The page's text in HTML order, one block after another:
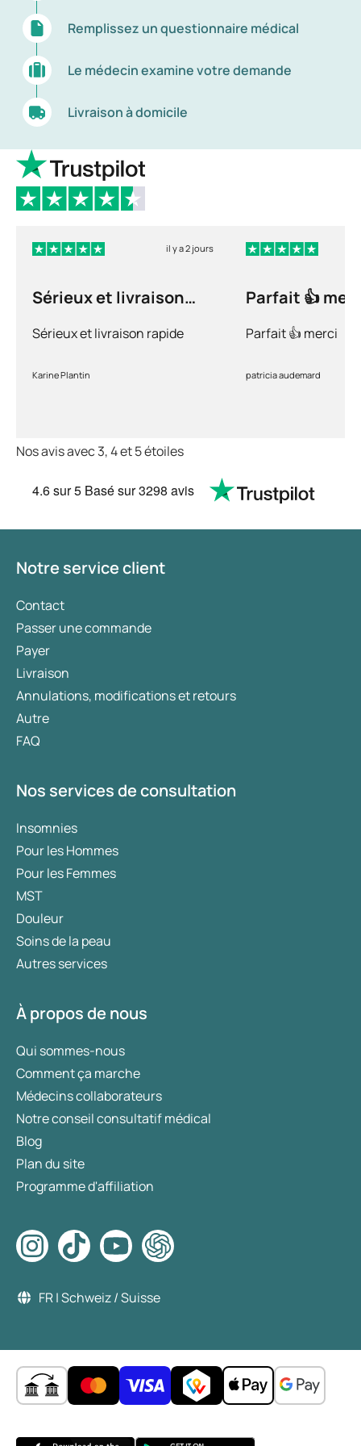
Remplissez un questionnaire médical
Le médecin examine votre demande
Livraison à domicile
il y a 2 jours
Sérieux et livraison
Sérieux et livraison rapide
Karine Plantin
Parfait 👍
Parfait 👍 merci
patricia audemard
Nos avis avec 3, 4 et 5 étoiles
4.6sur 5 Basé sur3298 avis
Notre service client
Contact
Passer une commande
Payer
Livraison
Annulations, modifications et retours
Autre
FAQ
Nos services de consultation
Insomnies
Pour les Hommes
Pour les Femmes
MST
Douleur
Soins de la peau
Autres services
À propos de nous
Qui sommes-nous
Comment ça marche
Médecins collaborateurs
Notre conseil consultatif médical
Blog
Plan du site
Programme d'affiliation
FR | Schweiz / Suisse